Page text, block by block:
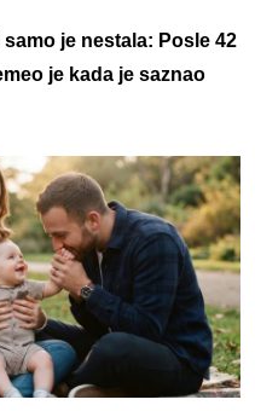
je nestala: Posle 42
je kada je saznao